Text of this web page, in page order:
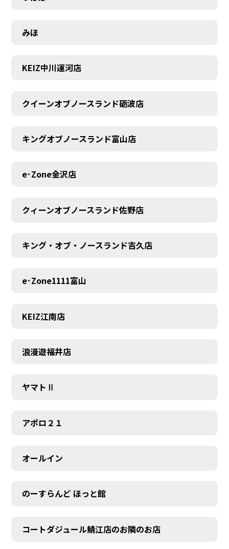
MEMBER
みほ
KEIZ中川運河店
クイーンオブノースランド砺波店
キングオブノースランド富山店
e･Zone金沢店
クィーンオブノースランド佐野店
キング・オブ・ノースランド吉久店
e･Zone1111富山
KEIZ江南店
浪漫遊福井店
ヤマトⅡ
アポロ２１
オールイン
のーすらんど ほっと館
コートダジュール鯖江店のお隣のお店